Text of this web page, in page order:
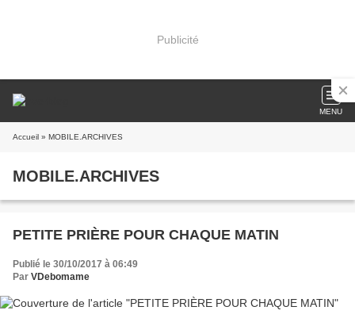
Publicité
MENU
Accueil » MOBILE.ARCHIVES
MOBILE.ARCHIVES
PETITE PRIÈRE POUR CHAQUE MATIN
Publié le 30/10/2017 à 06:49
Par VDebomame